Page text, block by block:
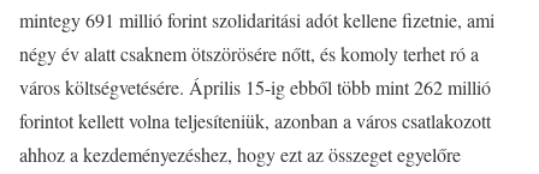
mintegy 691 millió forint szolidaritási adót kellene fizetnie, ami
négy év alatt csaknem ötszörösére nőtt, és komoly terhet ró a
város költségvetésére. Április 15-ig ebből több mint 262 millió
forintot kellett volna teljesíteniük, azonban a város csatlakozott
ahhoz a kezdeményezéshez, hogy ezt az összeget egyelőre